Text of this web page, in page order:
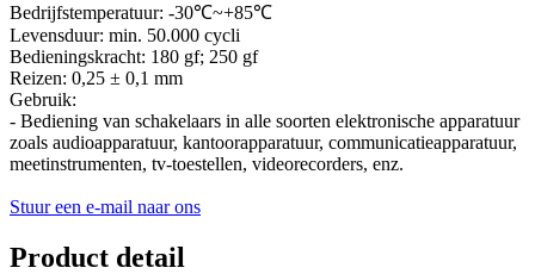
Bedrijfstemperatuur: -30℃~+85℃
Levensduur: min. 50.000 cycli
Bedieningskracht: 180 gf; 250 gf
Reizen: 0,25 ± 0,1 mm
Gebruik:
- Bediening van schakelaars in alle soorten elektronische apparatuur
zoals audioapparatuur, kantoorapparatuur, communicatieapparatuur,
meetinstrumenten, tv-toestellen, videorecorders, enz.
Stuur een e-mail naar ons
Product detail